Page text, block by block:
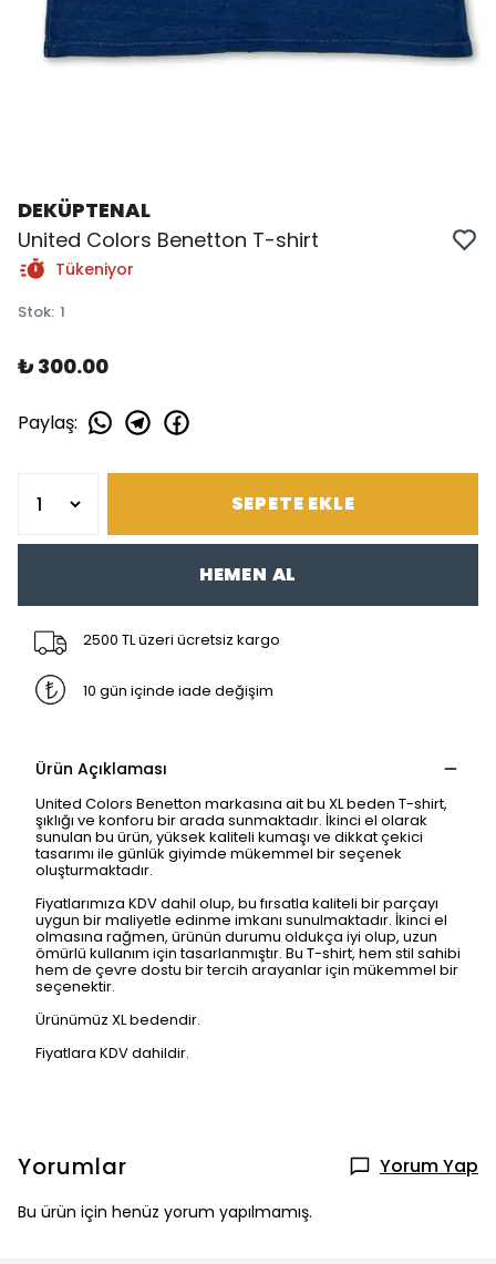
DEKÜPTENAL
United Colors Benetton T-shirt
Tükeniyor
Stok: 1
₺ 300.00
Paylaş:
SEPETE EKLE
HEMEN AL
2500 TL üzeri ücretsiz kargo
10 gün içinde iade değişim
Ürün Açıklaması
United Colors Benetton markasına ait bu XL beden T-shirt,
şıklığı ve konforu bir arada sunmaktadır. İkinci el olarak
sunulan bu ürün, yüksek kaliteli kumaşı ve dikkat çekici
tasarımı ile günlük giyimde mükemmel bir seçenek
oluşturmaktadır.
Fiyatlarımıza KDV dahil olup, bu fırsatla kaliteli bir parçayı
uygun bir maliyetle edinme imkanı sunulmaktadır. İkinci el
olmasına rağmen, ürünün durumu oldukça iyi olup, uzun
ömürlü kullanım için tasarlanmıştır. Bu T-shirt, hem stil sahibi
hem de çevre dostu bir tercih arayanlar için mükemmel bir
seçenektir.
Ürünümüz XL bedendir.
Fiyatlara KDV dahildir.
Yorumlar Yorum Yap
Bu ürün için henüz yorum yapılmamış.